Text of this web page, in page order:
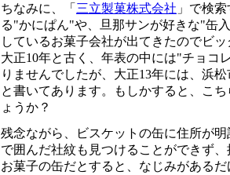
ちなみに、「 三立製菓株式会社 」で検
る"かにぱん"や、旦那サンが好きな"缶
しているお菓子会社が出てきたのでビ
大正10年と古く、年表の中には"チョコ
りませんでしたが、大正13年には、浜
と書いてあります。もしかすると、こ
ょうか？
残念ながら、ビスケットの缶に住所が
で囲んだ社紋も見つけることができず
お菓子の缶だとすると、なじみがある